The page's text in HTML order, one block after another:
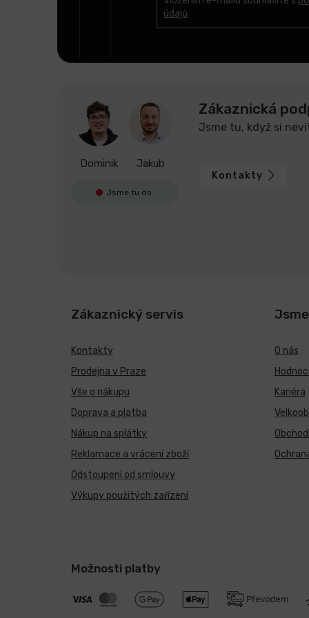
údajů
Dominik Jakub
Jsme tu do
Zákaznická
Jsme tu, když si
Kontakty
Zákaznický servis
Kontakty
Prodejna v Praze
Vše o nákupu
Doprava a platba
Nákup na splátky
Reklamace a vrácení zboží
Odstoupení od smlouvy
Výkupy použitých zařízení
O nás
Kariéra
Možnosti platby